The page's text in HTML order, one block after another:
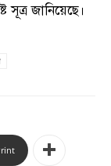
সূত্র জানিয়েছে।